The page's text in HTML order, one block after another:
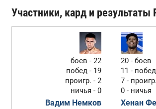
Участники, кард и результаты
боев - 22
побед - 19
проигр. - 2
ничья - 0
Вадим Немков
20 - боев
11 - побед
7 - проигр.
0 - ничья
Хенан